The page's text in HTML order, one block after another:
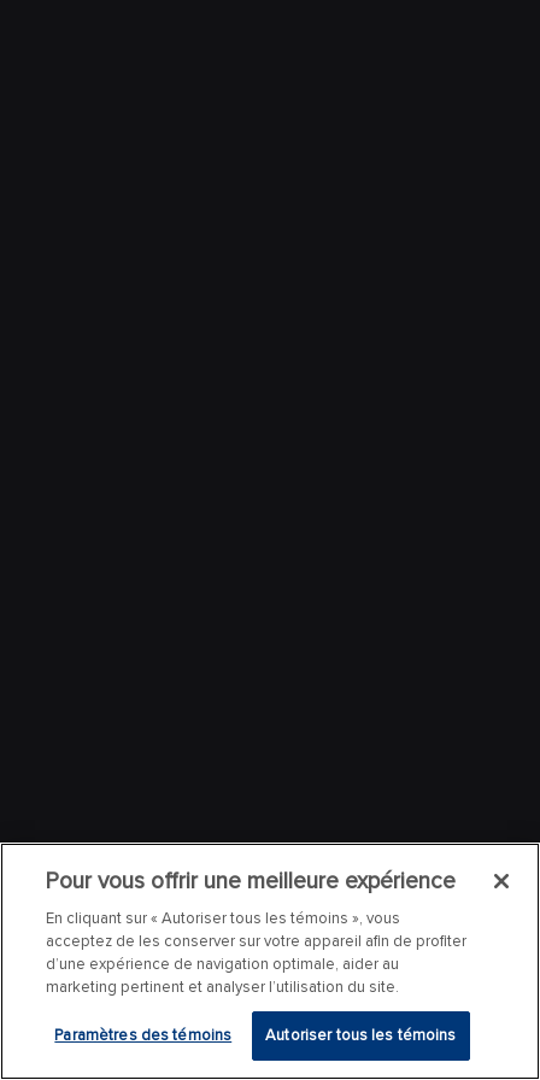
Pour vous offrir une meilleure expérience
En cliquant sur « Autoriser tous les témoins », vous
acceptez de les conserver sur votre appareil afin de profiter
d’une expérience de navigation optimale, aider au
marketing pertinent et analyser l’utilisation du site.
Paramètres des témoins Autoriser tous les témoins